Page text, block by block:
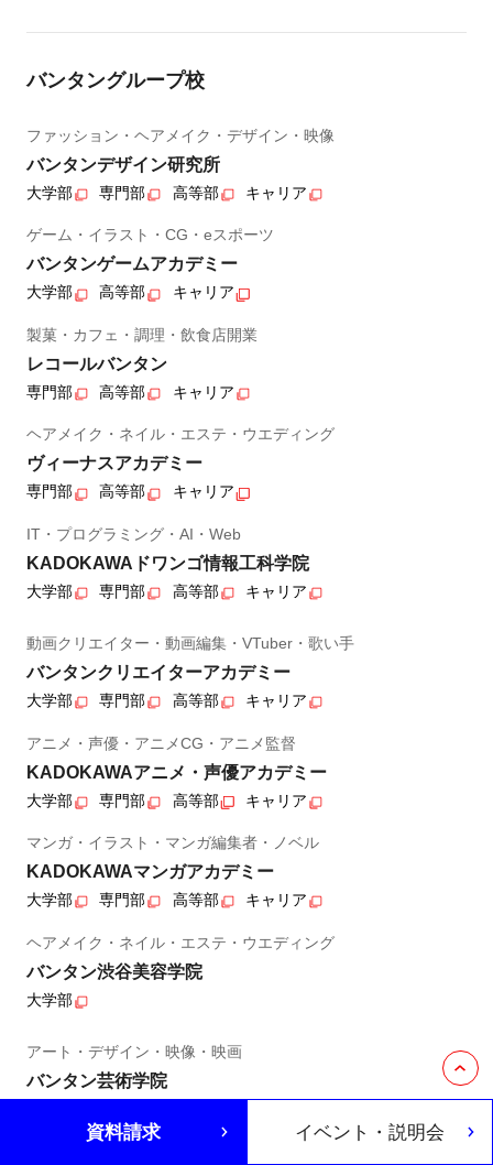
バンタングループ校
ファッション・ヘアメイク・デザイン・映像
バンタンデザイン研究所
大学部 専門部 高等部 キャリア
ゲーム・イラスト・CG・eスポーツ
バンタンゲームアカデミー
大学部 高等部 キャリア
製菓・カフェ・調理・飲食店開業
レコールバンタン
専門部 高等部 キャリア
ヘアメイク・ネイル・エステ・ウエディング
ヴィーナスアカデミー
専門部 高等部 キャリア
IT・プログラミング・AI・Web
KADOKAWAドワンゴ情報工科学院
大学部 専門部 高等部 キャリア
動画クリエイター・動画編集・VTuber・歌い手
バンタンクリエイターアカデミー
大学部 専門部 高等部 キャリア
アニメ・声優・アニメCG・アニメ監督
KADOKAWAアニメ・声優アカデミー
大学部 専門部 高等部 キャリア
マンガ・イラスト・マンガ編集者・ノベル
KADOKAWAマンガアカデミー
大学部 専門部 高等部 キャリア
ヘアメイク・ネイル・エステ・ウエディング
バンタン渋谷美容学院
大学部
アート・デザイン・映像・映画
バンタン芸術学院
資料請求 イベント・説明会